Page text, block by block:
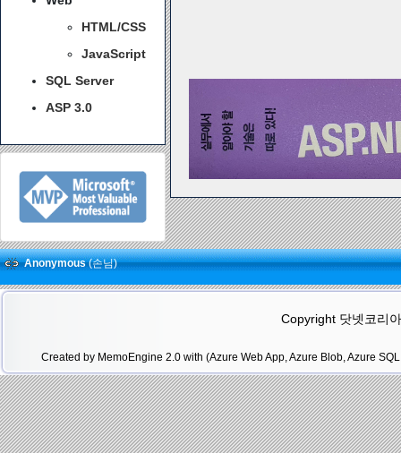
HTML/CSS
JavaScript
SQL Server
ASP 3.0
Anonymous(손님)
Copyright 닷넷코리
Created by MemoEngine 2.0 with (Azure Web App, Azure Blob, Azure